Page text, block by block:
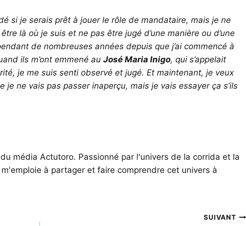
si je serais prêt à jouer le rôle de mandataire, mais je ne
là où je suis et ne pas être jugé d’une manière ou d’une
de nombreuses années depuis que j’ai commencé à
ils m’ont emmené au José Maria Inigo, qui s’appelait
je me suis senti observé et jugé. Et maintenant, je veux
ne vais pas passer inaperçu, mais je vais essayer ça s’ils
média Actutoro. Passionné par l'univers de la corrida et la
à partager et faire comprendre cet univers à
SUIVANT